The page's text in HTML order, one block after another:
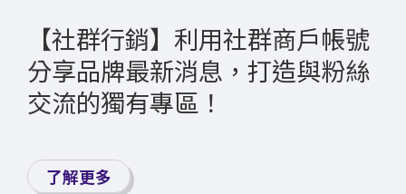
【社群行銷】利用社群商戶帳號
分享品牌最新消息，打造與粉絲
交流的獨有專區！
了解更多